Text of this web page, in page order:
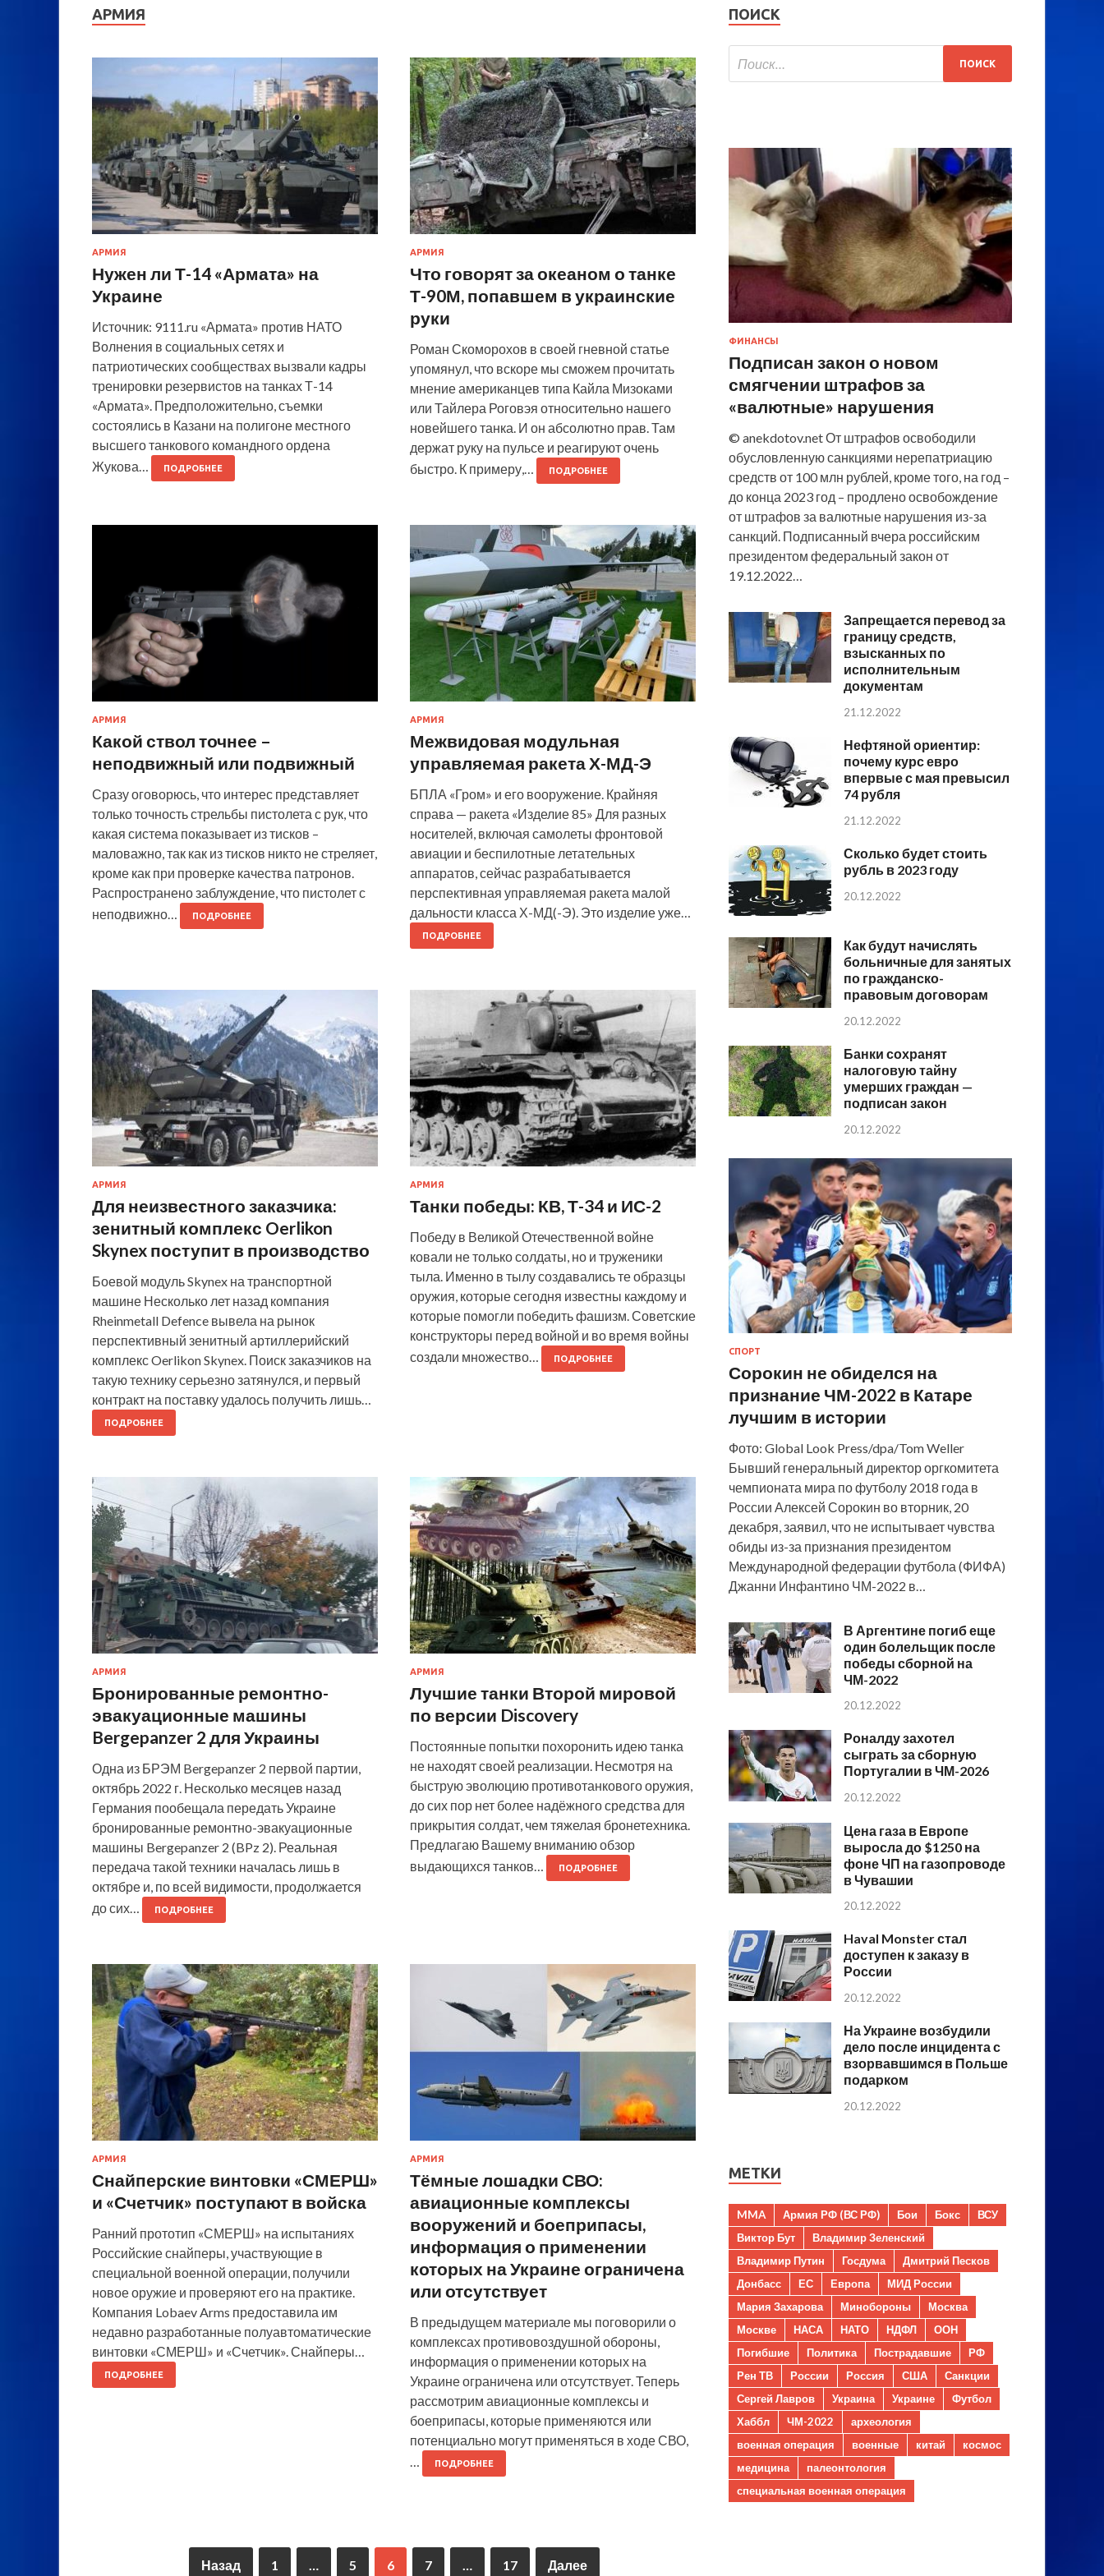
АРМИЯ
АРМИЯ
Нужен ли Т-14 «Армата» на
Украине
Источник: 9111.ru «Армата» против НАТО
Волнения в социальных сетях и
патриотических сообществах вызвали кадры
тренировки резервистов на танках Т-14
«Армата». Предположительно, съемки
состоялись в Казани на полигоне местного
высшего танкового командного ордена
Жукова…
ПОДРОБНЕЕ
АРМИЯ
Что говорят за океаном о танке
Т-90М, попавшем в украинские
руки
Роман Скоморохов в своей гневной статье
упомянул, что вскоре мы сможем прочитать
мнение американцев типа Кайла Мизоками
или Тайлера Роговэя относительно нашего
новейшего танка. И он абсолютно прав. Там
держат руку на пульсе и реагируют очень
быстро. К примеру,…
ПОДРОБНЕЕ
АРМИЯ
Какой ствол точнее –
неподвижный или подвижный
Сразу оговорюсь, что интерес представляет
только точность стрельбы пистолета с рук, что
какая система показывает из тисков –
маловажно, так как из тисков никто не стреляет,
кроме как при проверке качества патронов.
Распространено заблуждение, что пистолет с
неподвижно…
ПОДРОБНЕЕ
АРМИЯ
Межвидовая модульная
управляемая ракета Х-МД-Э
БПЛА «Гром» и его вооружение. Крайняя
справа — ракета «Изделие 85» Для разных
носителей, включая самолеты фронтовой
авиации и беспилотные летательных
аппаратов, сейчас разрабатывается
перспективная управляемая ракета малой
дальности класса Х-МД(-Э). Это изделие уже…
ПОДРОБНЕЕ
АРМИЯ
Для неизвестного заказчика:
зенитный комплекс Oerlikon
Skynex поступит в производство
Боевой модуль Skynex на транспортной
машине Несколько лет назад компания
Rheinmetall Defence вывела на рынок
перспективный зенитный артиллерийский
комплекс Oerlikon Skynex. Поиск заказчиков на
такую технику серьезно затянулся, и первый
контракт на поставку удалось получить лишь…
ПОДРОБНЕЕ
АРМИЯ
Танки победы: КВ, Т-34 и ИС-2
Победу в Великой Отечественной войне
ковали не только солдаты, но и труженики
тыла. Именно в тылу создавались те образцы
оружия, которые сегодня известны каждому и
которые помогли победить фашизм. Советские
конструкторы перед войной и во время войны
создали множество…
ПОДРОБНЕЕ
АРМИЯ
Бронированные ремонтно-
эвакуационные машины
Bergepanzer 2 для Украины
Одна из БРЭМ Bergepanzer 2 первой партии,
октябрь 2022 г. Несколько месяцев назад
Германия пообещала передать Украине
бронированные ремонтно-эвакуационные
машины Bergepanzer 2 (BPz 2). Реальная
передача такой техники началась лишь в
октябре и, по всей видимости, продолжается
до сих…
ПОДРОБНЕЕ
АРМИЯ
Лучшие танки Второй мировой
по версии Discovery
Постоянные попытки похоронить идею танка
не находят своей реализации. Несмотря на
быструю эволюцию противотанкового оружия,
до сих пор нет более надёжного средства для
прикрытия солдат, чем тяжелая бронетехника.
Предлагаю Вашему вниманию обзор
выдающихся танков…
ПОДРОБНЕЕ
АРМИЯ
Снайперские винтовки «СМЕРШ»
и «Счетчик» поступают в войска
Ранний прототип «СМЕРШ» на испытаниях
Российские снайперы, участвующие в
специальной военной операции, получили
новое оружие и проверяют его на практике.
Компания Lobaev Arms предоставила им
недавно разработанные полуавтоматические
винтовки «СМЕРШ» и «Счетчик». Снайперы…
ПОДРОБНЕЕ
АРМИЯ
Тёмные лошадки СВО:
авиационные комплексы
вооружений и боеприпасы,
информация о применении
которых на Украине ограничена
или отсутствует
В предыдущем материале мы поговорили о
комплексах противовоздушной обороны,
информация о применении которых на
Украине ограничена или отсутствует. Теперь
рассмотрим авиационные комплексы и
боеприпасы, которые применяются или
потенциально могут применяться в ходе СВО,
…
ПОДРОБНЕЕ
Назад 1 … 5 6 7 … 17 Далее
ПОИСК
ФИНАНСЫ
Подписан закон о новом
смягчении штрафов за
«валютные» нарушения
© anekdotov.net От штрафов освободили
обусловленную санкциями нерепатриацию
средств от 100 млн рублей, кроме того, на год –
до конца 2023 год – продлено освобождение
от штрафов за валютные нарушения из-за
санкций. Подписанный вчера российским
президентом федеральный закон от
19.12.2022…
Запрещается перевод за
границу средств,
взысканных по
исполнительным
документам
21.12.2022
Нефтяной ориентир:
почему курс евро
впервые с мая превысил
74 рубля
21.12.2022
Сколько будет стоить
рубль в 2023 году
20.12.2022
Как будут начислять
больничные для занятых
по гражданско-
правовым договорам
20.12.2022
Банки сохранят
налоговую тайну
умерших граждан —
подписан закон
20.12.2022
СПОРТ
Сорокин не обиделся на
признание ЧМ-2022 в Катаре
лучшим в истории
Фото: Global Look Press/dpa/Tom Weller
Бывший генеральный директор оргкомитета
чемпионата мира по футболу 2018 года в
России Алексей Сорокин во вторник, 20
декабря, заявил, что не испытывает чувства
обиды из-за признания президентом
Международной федерации футбола (ФИФА)
Джанни Инфантино ЧМ-2022 в…
В Аргентине погиб еще
один болельщик после
победы сборной на
ЧМ-2022
20.12.2022
Роналду захотел
сыграть за сборную
Португалии в ЧМ-2026
20.12.2022
Цена газа в Европе
выросла до $1250 на
фоне ЧП на газопроводе
в Чувашии
20.12.2022
Haval Monster стал
доступен к заказу в
России
20.12.2022
На Украине возбудили
дело после инцидента с
взорвавшимся в Польше
подарком
20.12.2022
МЕТКИ
MMA Армия РФ (ВС РФ) Бои Бокс
ВСУ
Виктор Бут
Владимир Зеленский
Владимир Путин
Госдума
Дмитрий Песков
Донбасс
ЕС Европа
МИД России
Мария Захарова
Минобороны
Москва
Москве
НАСА НАТО НДФЛ
ООН
Погибшие
Политика Пострадавшие
РФ
Рен ТВ
России Россия США
Санкции
Сергей Лавров
Украина Украине
Футбол
Хаббл
ЧМ-2022
археология
военная операция
военные китай
космос
медицина
палеонтология
специальная военная операция